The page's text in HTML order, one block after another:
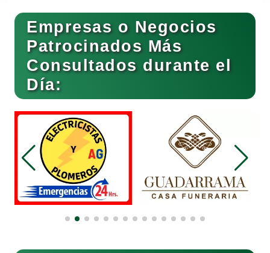
Clubes Deportivos
Cocinas Integrales
Combustibles y Lubricantes
Compresores de aire
Computadoras
Empresas o Negocios
Patrocinados Más
Consultados durante el
Día: